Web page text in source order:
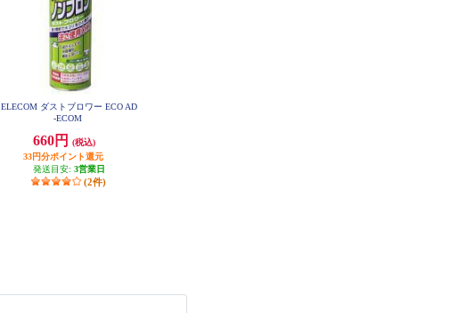
ELECOM ダストブロワー ECO AD
-ECOM
660円
(税込)
33円分ポイント還元
発送目安: 3営業日
(2件)